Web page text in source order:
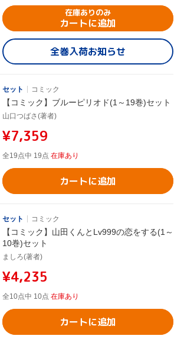
在庫ありのみ
カートに追加
全巻入荷お知らせ
セット コミック
【コミック】ブルーピリオド(1～19巻)セット
山口つばさ(著者)
¥7,359
全19点中 19点 在庫あり
カートに追加
セット コミック
【コミック】山田くんとLv999の恋をする(1～
10巻)セット
ましろ(著者)
¥4,235
全10点中 10点 在庫あり
カートに追加